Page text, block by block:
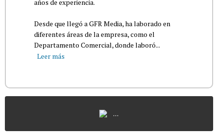
años de experiencia.
Desde que llegó a GFR Media, ha laborado en
diferentes áreas de la empresa, como el
Departamento Comercial, donde laboró...
Leer más
...